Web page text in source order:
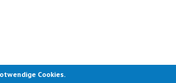
Cookies.